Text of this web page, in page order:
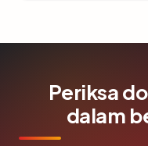
Periksa
dalam